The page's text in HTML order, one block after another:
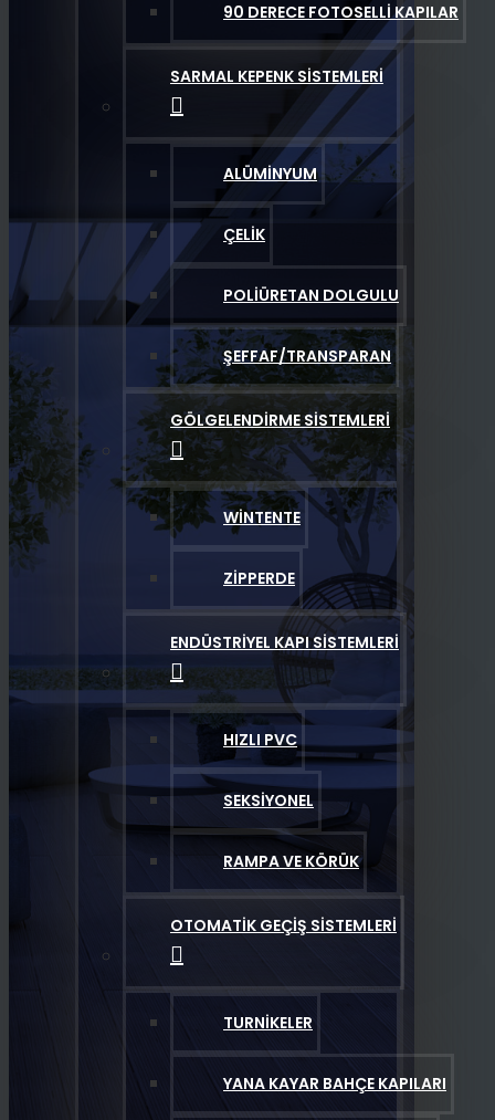
90 DERECE FOTOSELLI KAPILAR
SARMAL KEPENK SISTEMLERI
ALÜMINYUM
ÇELIK
POLIÜRETAN DOLGULU
ŞEFFAF/TRANSPARAN
GÖLGELENDIRME SISTEMLERI
WINTENTE
ZIPPERDE
ENDÜSTRIYEL KAPI SISTEMLERI
HIZLI PVC
SEKSIYONEL
RAMPA VE KÖRÜK
OTOMATIK GEÇIŞ SISTEMLERI
TURNIKELER
YANA KAYAR BAHÇE KAPILARI